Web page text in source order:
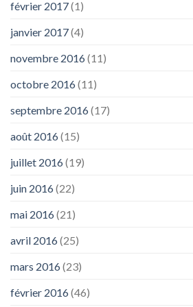
février 2017(1)
janvier 2017(4)
novembre 2016(11)
octobre 2016(11)
septembre 2016(17)
août 2016(15)
juillet 2016(19)
juin 2016(22)
mai 2016(21)
avril 2016(25)
mars 2016(23)
février 2016(46)